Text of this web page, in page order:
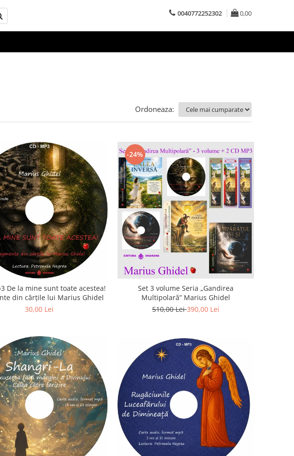
0040772252302 0,00
Ordoneaza:
De la mine sunt toate acestea!
din cărțile lui Marius Ghidel
30,00 Lei
-24%
Set 3 volume Seria „Gandirea
Multipolară” Marius Ghidel
510,00 Lei390,00 Lei